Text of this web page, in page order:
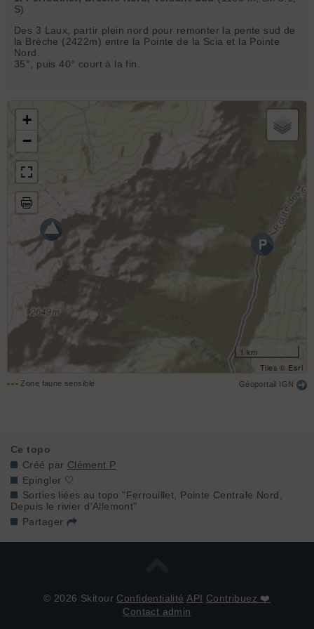
S)
Des 3 Laux, partir plein nord pour remonter la pente sud de
la Brèche (2422m) entre la Pointe de la Scia et la Pointe
Nord.
35°, puis 40° court à la fin.
+
−
1 km
Tiles © Esri
Zone faune sensible Géoportail IGN
Ce topo
Créé par Clément P
Epingler 🤍
Sorties liées au topo "Ferrouillet, Pointe Centrale Nord,
Depuis le rivier d'Allemont"
Partager
© 2026 Skitour Confidentialité API Contribuez ❤️
Contact admin